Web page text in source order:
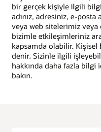
bir gerçek kişiyle ilgili
adınız, adresiniz, e-
veya web sitelerimiz veya
bizimle etkileşimleriniz
kapsamda olabilir. Kişisel
denir. Sizinle ilgili
hakkında daha fazla bilgi
bakın.